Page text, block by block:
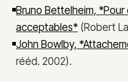
Bruno Bettelheim,
acceptables* (Robert
John Bowlby,
rééd. 2002).